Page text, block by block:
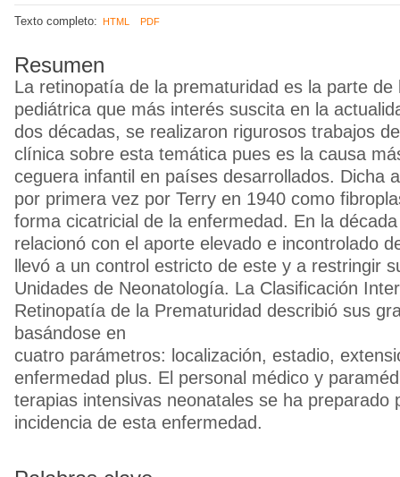
Texto completo: HTML PDF
Resumen
La retinopatía de la prematuridad es la parte de
pediátrica que más interés suscita en la
dos décadas, se realizaron rigurosos trabajos
clínica sobre esta temática pues es la causa
ceguera infantil en países desarrollados. Dicha
por primera vez por Terry en 1940 como
forma cicatricial de la enfermedad. En la
relacionó con el aporte elevado e incontrolado
llevó a un control estricto de este y a restringir
Unidades de Neonatología. La Clasificación
Retinopatía de la Prematuridad describió sus
basándose en
cuatro parámetros: localización, estadio,
enfermedad plus. El personal médico y
terapias intensivas neonatales se ha preparado
incidencia de esta enfermedad.